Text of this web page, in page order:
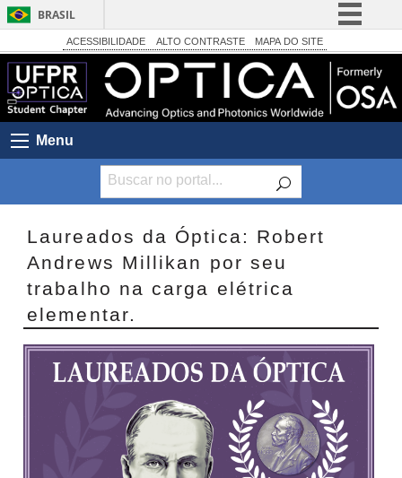
BRASIL
Simplifique!
Comunica BR
Participe
Legislação
Canais
ACESSIBILIDADE ALTO CONTRASTE MAPA DO SITE
Menu
Laureados da Óptica: Robert
Andrews Millikan por seu
trabalho na carga elétrica
elementar.